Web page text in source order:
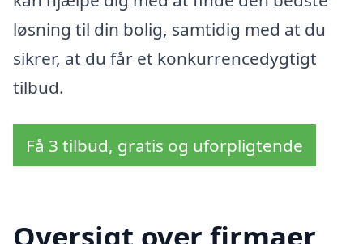
løsning til din bolig, samtidig med at du
sikrer, at du får et konkurrencedygtigt
tilbud.
Få 3 tilbud, gratis og uforpligtende